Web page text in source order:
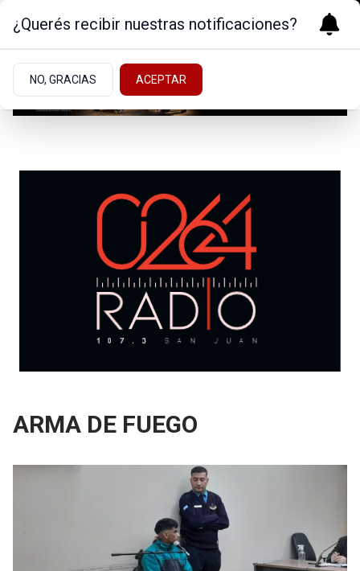
ARMA DE FUEGO
¿Querés recibir nuestras notificaciones?
NO, GRACIAS ACEPTAR